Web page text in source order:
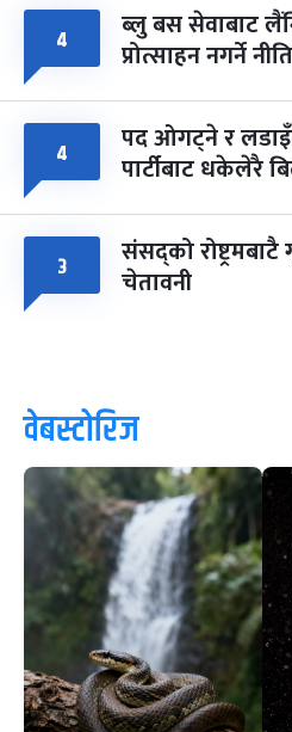
४ ब्लु बस सेवाबाट
प्रोत्साहन नगर्ने
४ पद ओगट्ने र
पार्टीबाट धकेलेरै
३ संसद्को रोष्ट्रमबाटै
चेतावनी
वेबस्टोरिज